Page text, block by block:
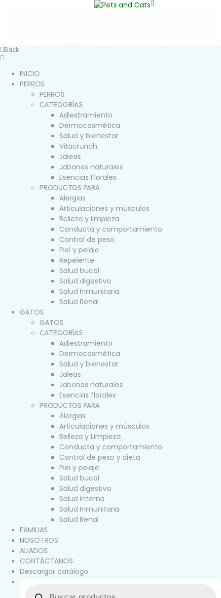
Back
INICIO
PERROS
PERROS
CATEGORÍAS
Adiestramiento
Dermocosmética
Salud y bienestar
Vitacrunch
Jaleas
Jabones naturales
Esencias Florales
PRODUCTOS PARA
Alergias
Articulaciones y músculos
Belleza y limpieza
Conducta y comportamiento
Control de peso
Piel y pelaje
Repelente
Salud bucal
Salud digestiva
Salud Inmunitaria
Salud Renal
GATOS
GATOS
CATEGORÍAS
Adiestramiento
Dermocosmética
Salud y bienestar
Jaleas
Jabones naturales
Esencias florales
PRODUCTOS PARA
Alergias
Articulaciones y músculos
Belleza y Limpieza
Conducta y comportamiento
Control de peso y dieta
Piel y pelaje
Salud bucal
Salud digestiva
Salud interna
Salud Inmunitaria
Salud Renal
FAMILIAS
NOSOTROS
ALIADOS
CONTÁCTANOS
Descargar catálogo